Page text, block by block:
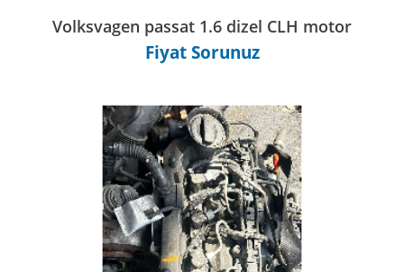
Volksvagen passat 1.6 dizel CLH motor
Fiyat Sorunuz